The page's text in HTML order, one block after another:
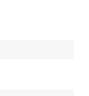
Имеет
(М). Цвет
В
футляр.